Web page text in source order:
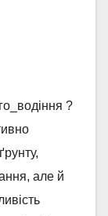
?
але й